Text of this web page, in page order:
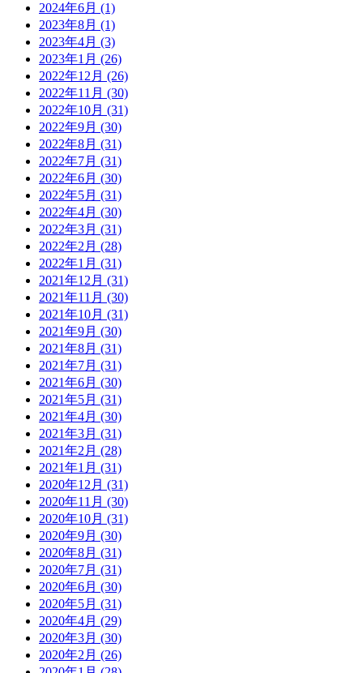
2024年6月 (1)
2023年8月 (1)
2023年4月 (3)
2023年1月 (26)
2022年12月 (26)
2022年11月 (30)
2022年10月 (31)
2022年9月 (30)
2022年8月 (31)
2022年7月 (31)
2022年6月 (30)
2022年5月 (31)
2022年4月 (30)
2022年3月 (31)
2022年2月 (28)
2022年1月 (31)
2021年12月 (31)
2021年11月 (30)
2021年10月 (31)
2021年9月 (30)
2021年8月 (31)
2021年7月 (31)
2021年6月 (30)
2021年5月 (31)
2021年4月 (30)
2021年3月 (31)
2021年2月 (28)
2021年1月 (31)
2020年12月 (31)
2020年11月 (30)
2020年10月 (31)
2020年9月 (30)
2020年8月 (31)
2020年7月 (31)
2020年6月 (30)
2020年5月 (31)
2020年4月 (29)
2020年3月 (30)
2020年2月 (26)